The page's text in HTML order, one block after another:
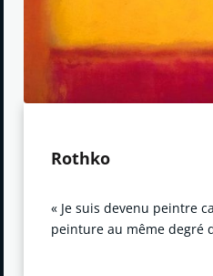
Rothko
« Je suis devenu peintre
peinture au même degré